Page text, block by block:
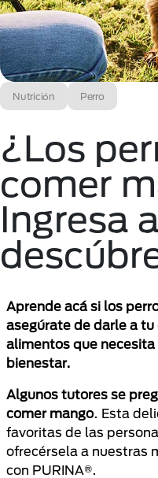
Nutrición Perro
¿Los
comer
Ingresa
Aprende acá si los
asegúrate de darle a
alimentos que
bienestar.
Algunos tutores se
comer mango. Esta
favoritas de las
ofrecérsela a nuestras
con PURINA®.